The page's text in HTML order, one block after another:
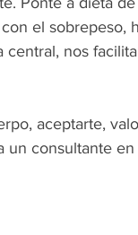
el sobrepeso,
nos
aceptarte,
un consultante en